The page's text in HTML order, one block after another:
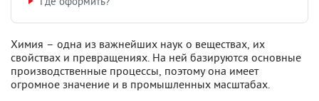
Химия – одна из важнейших наук о веществах, их
свойствах и превращениях. На ней базируются основные
производственные процессы, поэтому она имеет
огромное значение и в промышленных масштабах.